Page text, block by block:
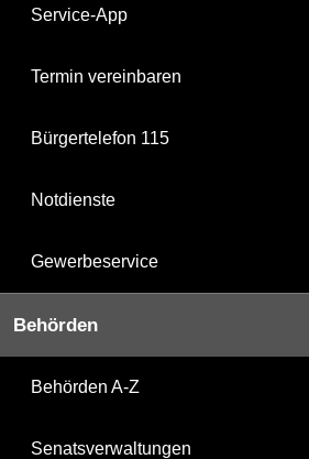
Service-App
Termin vereinbaren
Bürgertelefon 115
Notdienste
Gewerbeservice
Behörden
Behörden A-Z
Senatsverwaltungen